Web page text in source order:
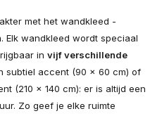
met het wandkleed -
. Elk wandkleed wordt speciaal
in vijf verschillende
subtiel accent (90 × 60 cm) of
(210 × 140 cm): er is altijd een
Zo geef je elke ruimte